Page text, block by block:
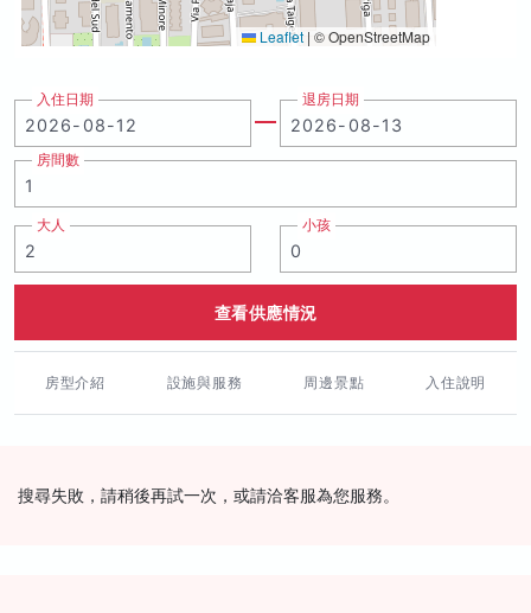
Leaflet | © OpenStreetMap
入住日期 退房日期
房間數
大人 小孩
查看供應情況
房型介紹 設施與服務 周邊景點 入住說明
搜尋失敗，請稍後再試一次，或請洽客服為您服務。